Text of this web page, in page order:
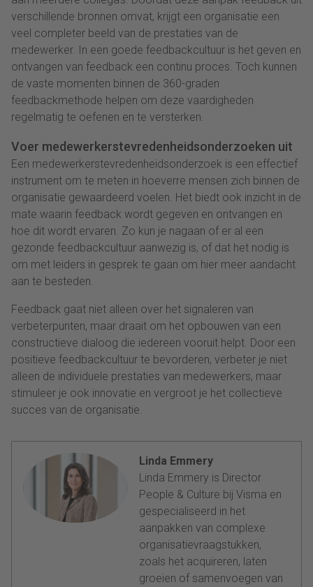
verschillende bronnen omvat, krijgt een organisatie een
veel completer beeld van de prestaties van de
medewerker. In een goede feedbackcultuur is het geven en
ontvangen van feedback een continu proces. Toch kunnen
de vaste momenten binnen de 360-graden
feedbackmethode helpen om deze vaardigheden
regelmatig te oefenen en te versterken.
Voer medewerkerstevredenheidsonderzoeken uit
Een medewerkerstevredenheidsonderzoek is een effectief
instrument om te meten in hoeverre mensen zich binnen de
organisatie gewaardeerd voelen. Het biedt ook inzicht in de
mate waarin feedback wordt gegeven en ontvangen en
hoe dit wordt ervaren. Zo kun je nagaan of er al een
gezonde feedbackcultuur aanwezig is, of dat het nodig is
om met leiders in gesprek te gaan om hier meer aandacht
aan te besteden.
Feedback gaat niet alleen over het signaleren van
verbeterpunten, maar draait om het opbouwen van een
constructieve dialoog die iedereen vooruit helpt. Door een
positieve feedbackcultuur te bevorderen, verbeter je niet
alleen de individuele prestaties van medewerkers, maar
stimuleer je ook innovatie en vergroot je het collectieve
succes van de organisatie.
Linda Emmery
Linda Emmery is Director
People & Culture bij Visma en
gespecialiseerd in het
aanpakken van complexe
organisatievraagstukken,
zoals het acquireren, laten
groeien of samenvoegen van